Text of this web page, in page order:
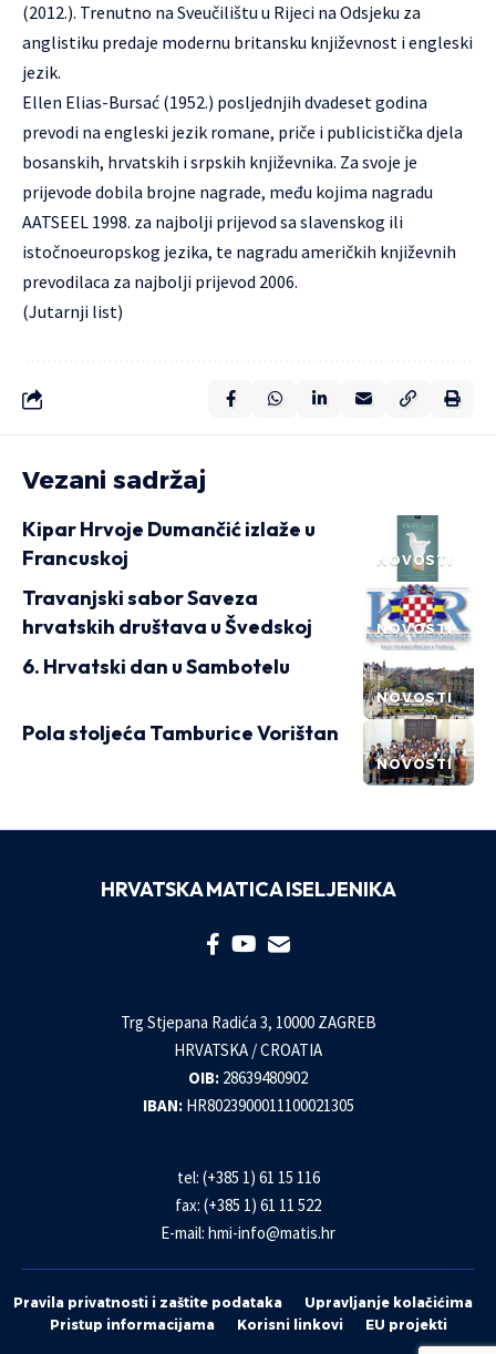
(2012.). Trenutno na Sveučilištu u Rijeci na Odsjeku za
anglistiku predaje modernu britansku književnost i engleski
jezik.
Ellen Elias-Bursać (1952.) posljednjih dvadeset godina
prevodi na engleski jezik romane, priče i publicistička djela
bosanskih, hrvatskih i srpskih književnika. Za svoje je
prijevode dobila brojne nagrade, među kojima nagradu
AATSEEL 1998. za najbolji prijevod sa slavenskog ili
istočnoeuropskog jezika, te nagradu američkih književnih
prevodilaca za najbolji prijevod 2006.
(Jutarnji list)
Vezani sadržaj
NOVOSTI
Kipar Hrvoje Dumančić izlaže u
Francuskoj
NOVOSTI
Travanjski sabor Saveza
hrvatskih društava u Švedskoj
NOVOSTI
6. Hrvatski dan u Sambotelu
NOVOSTI
Pola stoljeća Tamburice Vorištan
HRVATSKA MATICA ISELJENIKA
Trg Stjepana Radića 3, 10000 ZAGREB
HRVATSKA / CROATIA
OIB: 28639480902
IBAN: HR8023900011100021305
tel: (+385 1) 61 15 116
fax: (+385 1) 61 11 522
E-mail: hmi-info@matis.hr
Pravila privatnosti i zaštite podataka
Upravljanje kolačićima
Pristup informacijama
Korisni linkovi EU projekti